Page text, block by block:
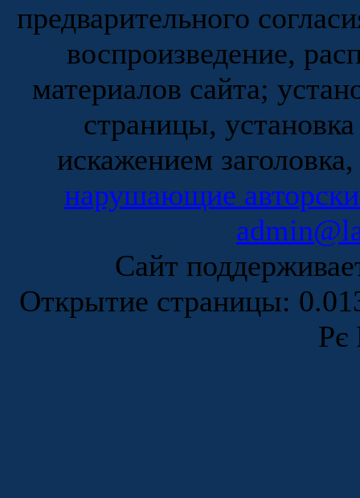
предварительного
воспроизведение,
материалов сайта;
страницы,
искажением
нарушающие
Сайт
Открытие страницы:
Рє